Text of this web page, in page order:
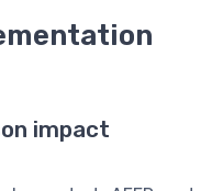
impact